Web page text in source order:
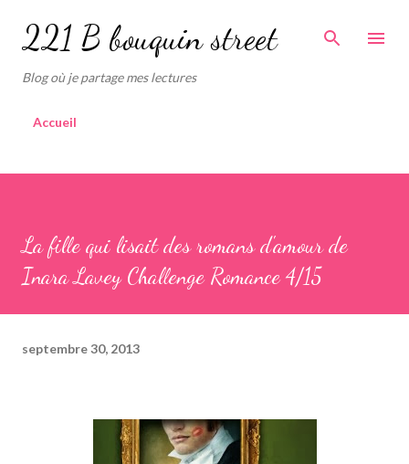
221 B bouquin street
Blog où je partage mes lectures
Accueil
La fille qui lisait des romans d'amour de
Inara Lavey Challenge Romance 4/15
septembre 30, 2013